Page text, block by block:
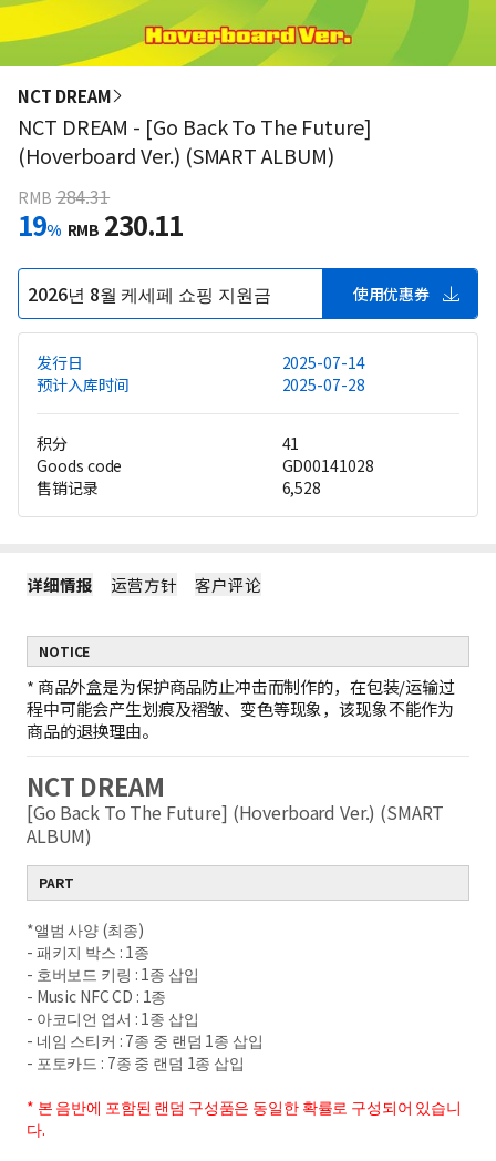
NCT DREAM
NCT DREAM - [Go Back To The Future]
(Hoverboard Ver.) (SMART ALBUM)
RMB 284.31
19% RMB 230.11
2026년 8월 케세페 쇼핑 지원금 使用优惠券
发行日
2025-07-14
预计入库时间
2025-07-28
积分
41
Goods code
GD00141028
售销记录
6,528
详细情报 运营方针 客户评论
NOTICE
* 商品外盒是为保护商品防止冲击而制作的，在包装/运输过
程中可能会产生划痕及褶皱、变色等现象，该现象不能作为
商品的退换理由。
NCT DREAM
[Go Back To The Future] (Hoverboard Ver.) (SMART
ALBUM)
PART
*앨범 사양 (최종)
- 패키지 박스 : 1종
- 호버보드 키링 : 1종 삽입
- Music NFC CD : 1종
- 아코디언 엽서 : 1종 삽입
- 네임 스티커 : 7종 중 랜덤 1종 삽입
- 포토카드 : 7종 중 랜덤 1종 삽입
* 본 음반에 포함된 랜덤 구성품은 동일한 확률로 구성되어 있습니
다.